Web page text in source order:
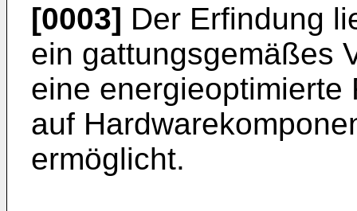
[0003] Der Erfindung
ein gattungsgemäßes
eine energieoptimierte
auf
ermöglicht.